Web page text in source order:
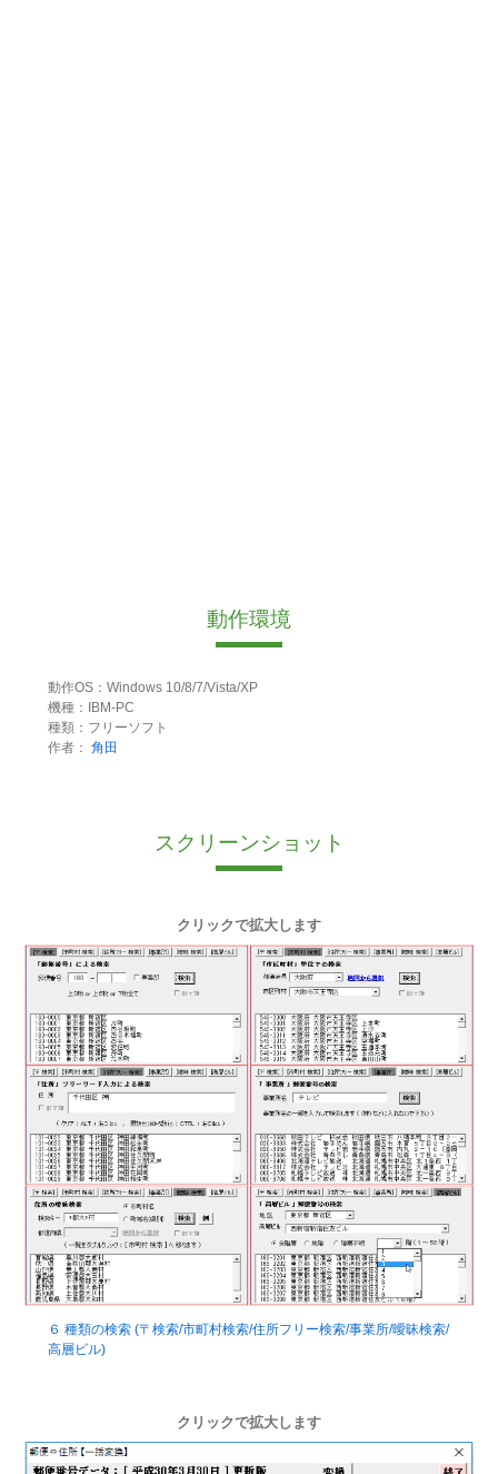
動作環境
動作OS：Windows 10/8/7/Vista/XP
機種：IBM-PC
種類：フリーソフト
作者： 角田
スクリーンショット
クリックで拡大します
６ 種類の検索 (〒検索/市町村検索/住所フリー検索/事業所/曖昧検索/
高層ビル)
クリックで拡大します